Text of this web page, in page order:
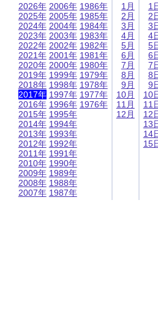
2026年
2025年
2024年
2023年
2022年
2021年
2020年
2019年
2018年
2017年
2016年
2015年
2014年
2013年
2012年
2011年
2010年
2009年
2008年
2007年
2006年
2005年
2004年
2003年
2002年
2001年
2000年
1999年
1998年
1997年
1996年
1995年
1994年
1993年
1992年
1991年
1990年
1989年
1988年
1987年
1986年
1985年
1984年
1983年
1982年
1981年
1980年
1979年
1978年
1977年
1976年
1月
2月
3月
4月
5月
6月
7月
8月
9月
10月
11月
12月
1
2
3
4
5
6
7
8
9
10
11
12
13
14
15